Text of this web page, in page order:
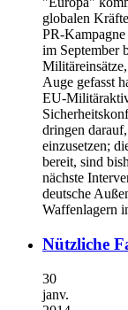
globalen
PR-
im September
Auge gefasst
EU-
dringen
einzusetzen;
bereit, sind
nächste
deutsche
Waffenlagern
Nützliche
30
janv.